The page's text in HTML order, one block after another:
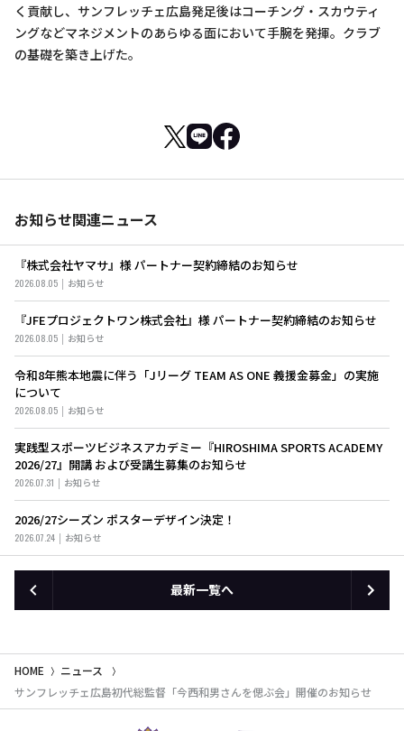
く貢献し、サンフレッチェ広島発足後はコーチング・スカウティ
ングなどマネジメントのあらゆる面において手腕を発揮。クラブ
の基礎を築き上げた。
お知らせ関連ニュース
『株式会社ヤマサ』様 パートナー契約締結のお知らせ
2026.08.05 お知らせ
『JFEプロジェクトワン株式会社』様 パートナー契約締結のお知らせ
2026.08.05 お知らせ
令和8年熊本地震に伴う「Jリーグ TEAM AS ONE 義援金募金」の実施
について
2026.08.05 お知らせ
実践型スポーツビジネスアカデミー『HIROSHIMA SPORTS ACADEMY
2026/27』開講 および受講生募集のお知らせ
2026.07.31 お知らせ
2026/27シーズン ポスターデザイン決定！
2026.07.24 お知らせ
最新一覧へ
HOME
ニュース
サンフレッチェ広島初代総監督「今西和男さんを偲ぶ会」開催のお知らせ